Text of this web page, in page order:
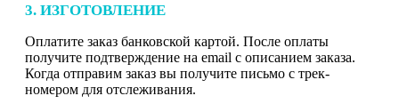
3. ИЗГОТОВЛЕНИЕ
Оплатите заказ банковской картой. После оплаты
получите подтверждение на email с описанием заказа.
Когда отправим заказ вы получите письмо с трек-
номером для отслеживания.